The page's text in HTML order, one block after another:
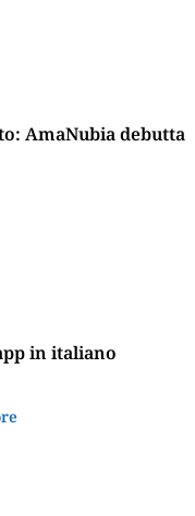
AmaNubia debutta
in italiano